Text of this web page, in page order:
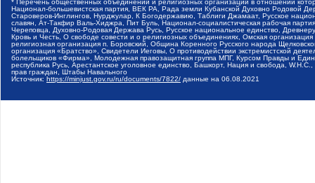
* Перечень общественных объединений и религиозных организаций в отношении
Национал-большевистская партия, ВЕК РА, Рада земли Кубанской Духовно Родовой
Староверов-Инглингов, Нурджулар, К Богодержавию, Таблиги Джамаат, Русское
славян, Ат-Такфир Валь-Хиджра, Пит Буль, Национал-социалистическая рабочая
Череповца, Духовно-Родовая Держава Русь, Русское национальное единство,
Кровь и Честь, О свободе совести и о религиозных объединениях, Омская
религиозная организация п. Боровский, Община Коренного Русского народа
организация «Братство», Свидетели Иеговы, О противодействии экстремистской
болельщиков «Фирма», Молодежная правозащитная группа МПГ, Курсом Правды и
республика Русь, Арестантское уголовное единство, Башкорт, Нация и свобода,
прав граждан, Штабы Навального
Источник: https://minjust.gov.ru/ru/documents/7822/ данные на 06.08.2021